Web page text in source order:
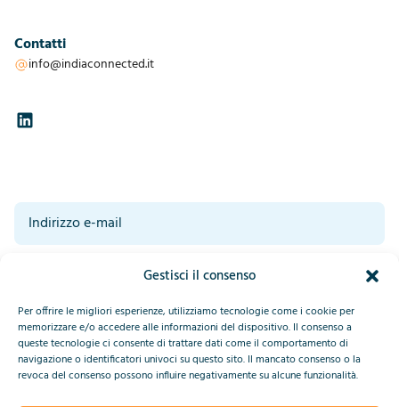
Gestisci il consenso
Per offrire le migliori esperienze, utilizziamo tecnologie come i cookie per
memorizzare e/o accedere alle informazioni del dispositivo. Il consenso a
queste tecnologie ci consente di trattare dati come il comportamento di
navigazione o identificatori univoci su questo sito. Il mancato consenso o la
revoca del consenso possono influire negativamente su alcune funzionalità.
Contatti
info@indiaconnected.it
Acconsento al trattamento dei miei dati da parte di IndiaConnected.
Leggete la nostra dichiarazione sulla privacy in fondo a questa pagina.*
*
Invia
This site is protected by reCAPTCHA and the GooglePrivacy Policy
andTerms of Serviceapply.